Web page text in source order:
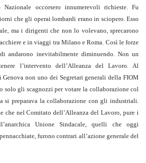
occorsero innumerevoli richieste. Fu
che gli operai lombardi erano in sciopero. Esso
ma i dirigenti che non lo volevano, sprecarono
e in viaggi tra Milano e Roma. Così le forze
andarono inevitabilmente diminuendo. Non un
l’intervento dell’Alleanza del Lavoro. Al
non uno dei Segretari generali della FIOM
solo gli scagnozzi per votare la collaborazione col
si preparava la collaborazione con gli industriali.
che nel Comitato dell’Alleanza del Lavoro, pure i
Unione Sindacale, quelli che oggi
furono contrari all’azione generale del